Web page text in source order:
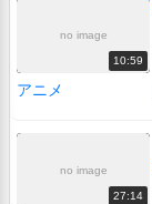
no image
10:59
アニメ
no image
27:14